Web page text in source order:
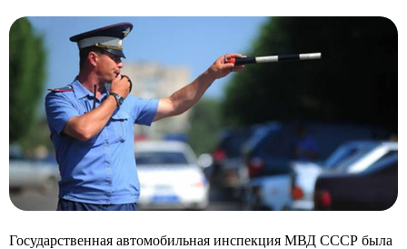
Государственная автомобильная инспекция МВД СССР была